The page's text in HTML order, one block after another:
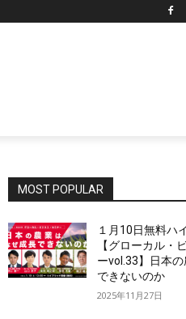
MOST POPULAR
１月10日無料ハ
【グローカル・
ーvol.33】日本
できないのか
2025年11月27日